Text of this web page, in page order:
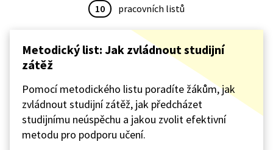
10 pracovních listů
Metodický list: Jak zvládnout studijní
zátěž
Pomocí metodického listu poradíte žákům, jak
zvládnout studijní zátěž, jak předcházet
studijnímu neúspěchu a jakou zvolit efektivní
metodu pro podporu učení.